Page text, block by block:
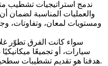
والعمليات المناسبة لضمان
ومستويات لمعان، وتفاوتات،
سواء كانت الفرق تطوّر
سيارات، أو تجميعًا
هدفنا هو تقديم تشطيبات سطحية تُسرّع اتخاذ القرار بدلًا من تأخيره.